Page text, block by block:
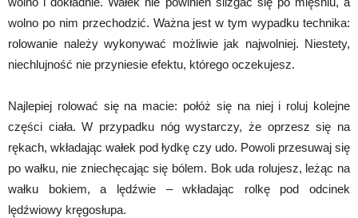
wolno po nim przechodzić. Ważna jest w tym wypadku technika:
rolowanie należy wykonywać możliwie jak najwolniej. Niestety,
niechlujność nie przyniesie efektu, którego oczekujesz.
Najlepiej rolować się na macie: połóż się na niej i roluj kolejne
części ciała. W przypadku nóg wystarczy, że oprzesz się na
rękach, wkładając wałek pod łydkę czy udo. Powoli przesuwaj się
po wałku, nie zniechęcając się bólem. Bok uda rolujesz, leżąc na
wałku bokiem, a lędźwie – wkładając rolkę pod odcinek
lędźwiowy kręgosłupa.